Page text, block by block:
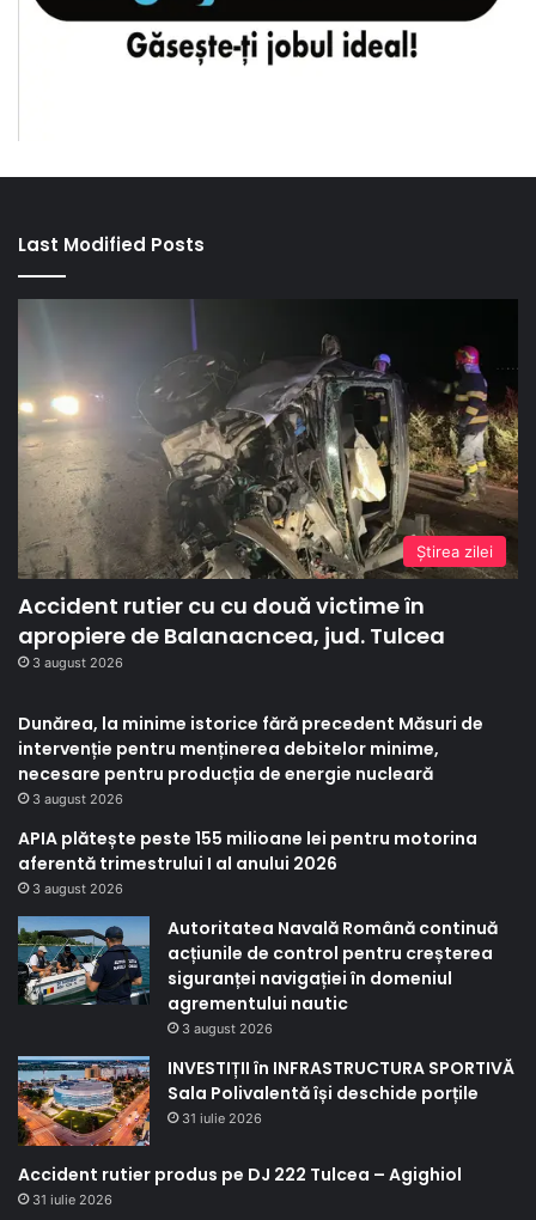
Last Modified Posts
Ştirea zilei
Accident rutier cu cu două victime în
apropiere de Balanacncea, jud. Tulcea
3 august 2026
Dunărea, la minime istorice fără precedent Măsuri de
intervenție pentru menținerea debitelor minime,
necesare pentru producția de energie nucleară
3 august 2026
APIA plătește peste 155 milioane lei pentru motorina
aferentă trimestrului I al anului 2026
3 august 2026
Autoritatea Navală Română continuă
acțiunile de control pentru creșterea
siguranței navigației în domeniul
agrementului nautic
3 august 2026
INVESTIȚII în INFRASTRUCTURA SPORTIVĂ
Sala Polivalentă își deschide porțile
31 iulie 2026
Accident rutier produs pe DJ 222 Tulcea – Agighiol
31 iulie 2026